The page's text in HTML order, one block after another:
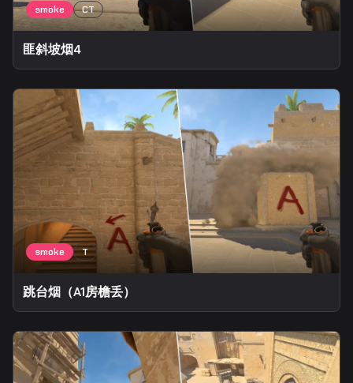
匪斜坡烟4
跳台烟（A1房檐丢）